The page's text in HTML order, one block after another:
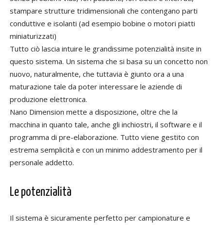
stampare strutture tridimensionali che contengano parti
conduttive e isolanti (ad esempio bobine o motori piatti
miniaturizzati)
Tutto ciò lascia intuire le grandissime potenzialità insite in
questo sistema. Un sistema che si basa su un concetto non
nuovo, naturalmente, che tuttavia è giunto ora a una
maturazione tale da poter interessare le aziende di
produzione elettronica.
Nano Dimension mette a disposizione, oltre che la
macchina in quanto tale, anche gli inchiostri, il software e il
programma di pre-elaborazione. Tutto viene gestito con
estrema semplicità e con un minimo addestramento per il
personale addetto.
Le potenzialità
Il sistema è sicuramente perfetto per campionature e